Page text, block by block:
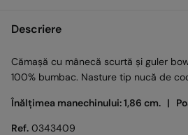
Descriere
Cămașă cu mânecă scurtă și guler
100% bumbac. Nasture tip nucă de
Înălțimea manechinului: 1,86 cm. |
Ref. 0343409